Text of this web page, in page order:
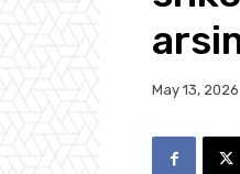
May 13, 2026